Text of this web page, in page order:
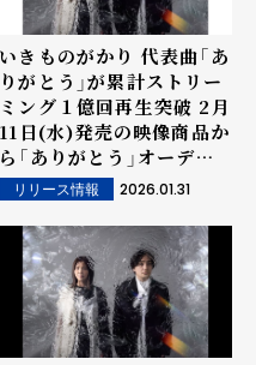
いきものがかり 代表曲「あ
りがとう」が累計ストリー
ミング１億回再生突破 2月
11日(水)発売の映像商品か
ら「ありがとう」オーディ
オコメンタリーver.を公開
中
リリース情報 2026.01.31